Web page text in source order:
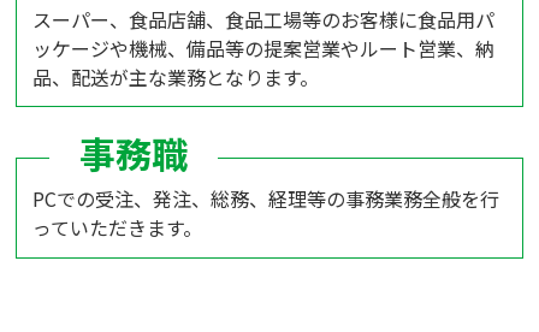
スーパー、食品店舗、食品工場等のお客様に食品用パ
ッケージや機械、備品等の提案営業やルート営業、納
品、配送が主な業務となります。
PCでの受注、発注、総務、経理等の事務業務全般を行
っていただきます。